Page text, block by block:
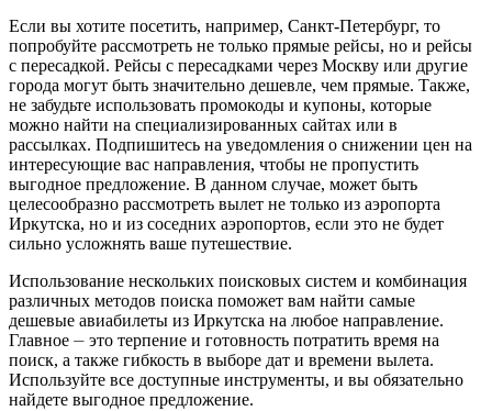
Если вы хотите посетить, например, Санкт-Петербург, то
попробуйте рассмотреть не только прямые рейсы, но и рейсы
с пересадкой. Рейсы с пересадками через Москву или другие
города могут быть значительно дешевле, чем прямые. Также,
не забудьте использовать промокоды и купоны, которые
можно найти на специализированных сайтах или в
рассылках. Подпишитесь на уведомления о снижении цен на
интересующие вас направления, чтобы не пропустить
выгодное предложение. В данном случае, может быть
целесообразно рассмотреть вылет не только из аэропорта
Иркутска, но и из соседних аэропортов, если это не будет
сильно усложнять ваше путешествие.
Использование нескольких поисковых систем и комбинация
различных методов поиска поможет вам найти самые
дешевые авиабилеты из Иркутска на любое направление.
Главное ⏤ это терпение и готовность потратить время на
поиск, а также гибкость в выборе дат и времени вылета.
Используйте все доступные инструменты, и вы обязательно
найдете выгодное предложение.